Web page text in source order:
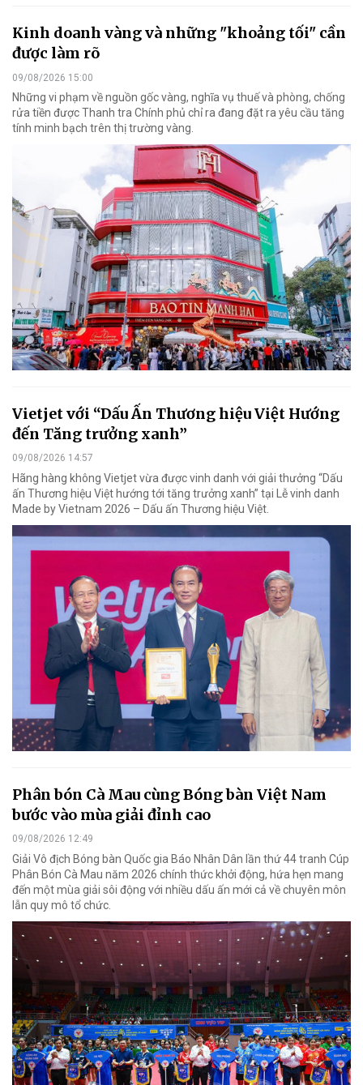
Kinh doanh vàng và những "khoảng tối" cần
được làm rõ
09/08/2026 15:00
Những vi phạm về nguồn gốc vàng, nghĩa vụ thuế và phòng, chống
rửa tiền được Thanh tra Chính phủ chỉ ra đang đặt ra yêu cầu tăng
tính minh bạch trên thị trường vàng.
Vietjet với “Dấu Ấn Thương hiệu Việt Hướng
đến Tăng trưởng xanh”
09/08/2026 14:57
Hãng hàng không Vietjet vừa được vinh danh với giải thưởng “Dấu
ấn Thương hiệu Việt hướng tới tăng trưởng xanh” tại Lễ vinh danh
Made by Vietnam 2026 – Dấu ấn Thương hiệu Việt.
Phân bón Cà Mau cùng Bóng bàn Việt Nam
bước vào mùa giải đỉnh cao
09/08/2026 12:49
Giải Vô địch Bóng bàn Quốc gia Báo Nhân Dân lần thứ 44 tranh Cúp
Phân Bón Cà Mau năm 2026 chính thức khởi động, hứa hẹn mang
đến một mùa giải sôi động với nhiều dấu ấn mới cả về chuyên môn
lẫn quy mô tổ chức.